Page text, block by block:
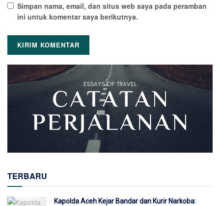
Simpan nama, email, dan situs web saya pada peramban
ini untuk komentar saya berikutnya.
TERBARU
Kapolda Aceh Kejar Bandar dan Kurir Narkoba: